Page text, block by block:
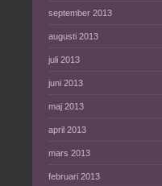
september 2013
augusti 2013
juli 2013
juni 2013
maj 2013
april 2013
mars 2013
februari 2013